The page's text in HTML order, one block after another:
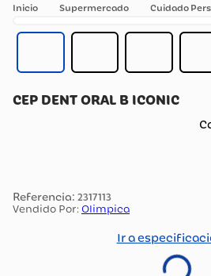
Supermercado Cuidado
CEP DENT ORAL B ICONIC
: 2317113
Vendido Por: Olimpica
Ir a